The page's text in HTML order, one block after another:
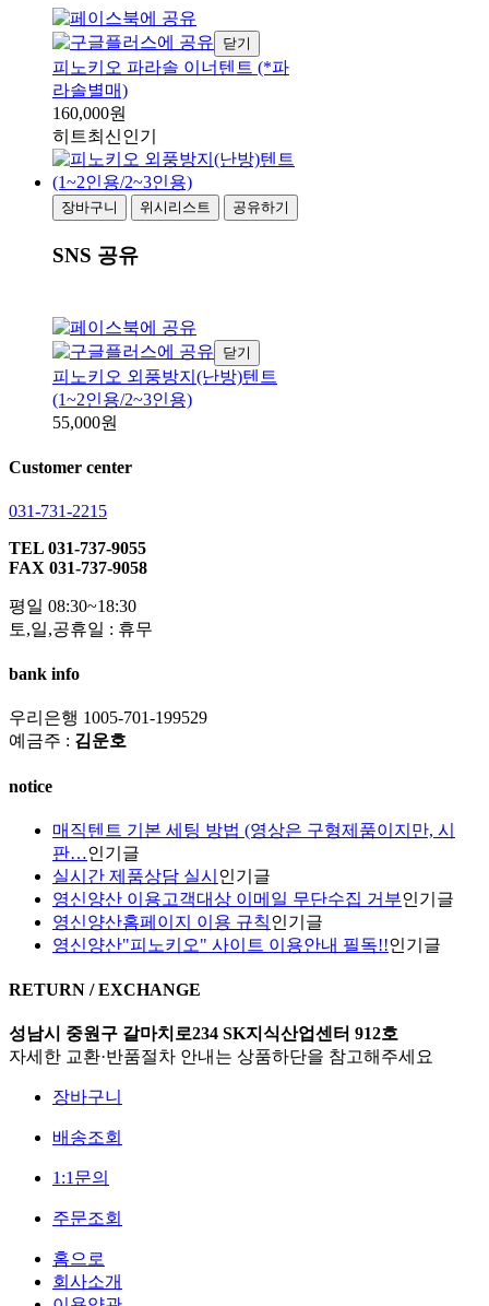
닫기
피노키오 파라솔 이너텐트 (*파
라솔별매)
160,000원
히트최신인기
장바구니 위시리스트 공유하기
SNS 공유
닫기
피노키오 외풍방지(난방)텐트
(1~2인용/2~3인용)
55,000원
Customer center
031-731-2215
TEL 031-737-9055
FAX 031-737-9058
평일 08:30~18:30
토,일,공휴일 : 휴무
bank info
우리은행 1005-701-199529
예금주 : 김운호
notice
매직텐트 기본 세팅 방법 (영상은 구형제품이지만, 시
판…인기글
실시간 제품상담 실시 인기글
영신양산 이용고객대상 이메일 무단수집 거부인기글
영신양산홈페이지 이용 규칙인기글
영신양산"피노키오" 사이트 이용안내 필독!!인기글
RETURN / EXCHANGE
성남시 중원구 갈마치로234 SK지식산업센터 912호
자세한 교환·반품절차 안내는 상품하단을 참고해주세요
장바구니
배송조회
1:1문의
주문조회
홈으로
회사소개